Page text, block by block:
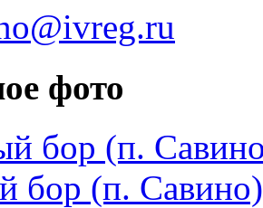
фото
бор (п. Савино)